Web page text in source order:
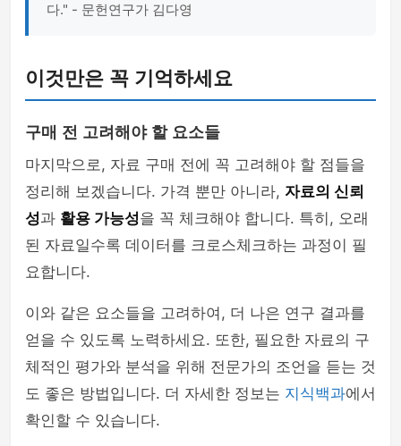
다." - 문헌연구가 김다영
이것만은 꼭 기억하세요
구매 전 고려해야 할 요소들
마지막으로, 자료 구매 전에 꼭 고려해야 할 점들을
정리해 보겠습니다. 가격 뿐만 아니라, 자료의 신뢰
성과 활용 가능성을 꼭 체크해야 합니다. 특히, 오래
된 자료일수록 데이터를 크로스체크하는 과정이 필
요합니다.
이와 같은 요소들을 고려하여, 더 나은 연구 결과를
얻을 수 있도록 노력하세요. 또한, 필요한 자료의 구
체적인 평가와 분석을 위해 전문가의 조언을 듣는 것
도 좋은 방법입니다. 더 자세한 정보는 지식백과에서
확인할 수 있습니다.